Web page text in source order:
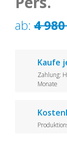
ab: 4
Kaufe
Zahlung:
Monate